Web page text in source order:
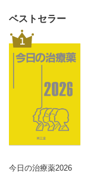
ベストセラー
1
今日の治療薬2026